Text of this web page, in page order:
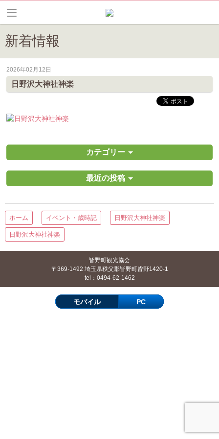
新着情報
皆野町のイベントやお祭り、花情報等の最新情報や観光協会会員情報
2026年02月12日
日野沢大神社神楽
カテゴリー
最近の投稿
ホーム イベント・歳時記 日野沢大神社神楽
日野沢大神社神楽
皆野町観光協会
〒369-1492 埼玉県秩父郡皆野町皆野1420-1
tel：0494-62-1462
モバイル PC